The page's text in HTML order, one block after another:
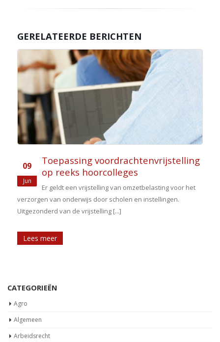
GERELATEERDE BERICHTEN
09
Jun
Toepassing voordrachtenvrijstelling
op reeks hoorcolleges
Er geldt een vrijstelling van omzetbelasting voor het
verzorgen van onderwijs door scholen en instellingen.
Uitgezonderd van de vrijstelling [...]
Lees meer
CATEGORIEËN
Agro
Algemeen
Arbeidsrecht